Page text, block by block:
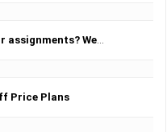
the solutions at the cheapest rate!
Price Plans